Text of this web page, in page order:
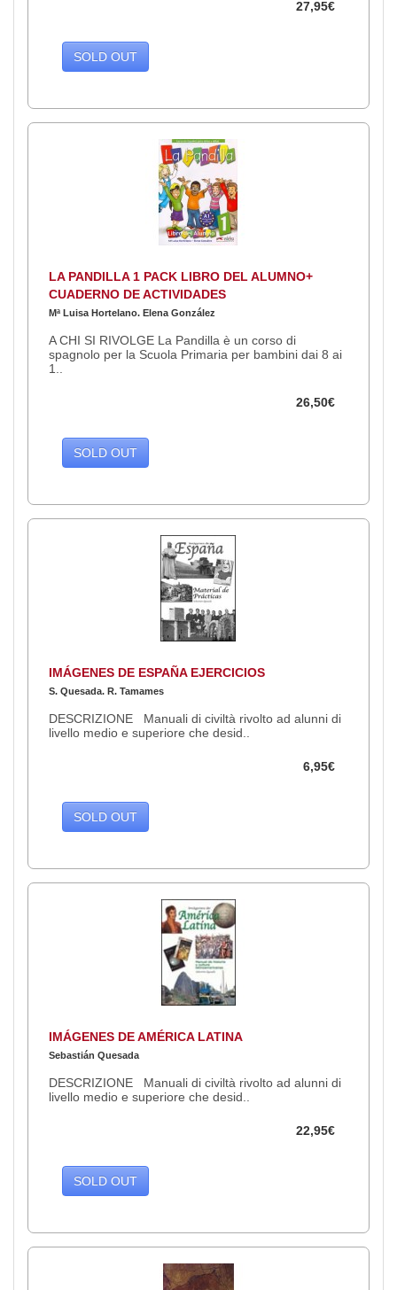
27,95€
SOLD OUT
LA PANDILLA 1 PACK LIBRO DEL ALUMNO+
CUADERNO DE ACTIVIDADES
Mª Luisa Hortelano. Elena González
A CHI SI RIVOLGE La Pandilla è un corso di
spagnolo per la Scuola Primaria per bambini dai 8 ai
1..
26,50€
SOLD OUT
IMÁGENES DE ESPAÑA EJERCICIOS
S. Quesada. R. Tamames
DESCRIZIONE Manuali di civiltà rivolto ad alunni di
livello medio e superiore che desid..
6,95€
SOLD OUT
IMÁGENES DE AMÉRICA LATINA
Sebastián Quesada
DESCRIZIONE Manuali di civiltà rivolto ad alunni di
livello medio e superiore che desid..
22,95€
SOLD OUT